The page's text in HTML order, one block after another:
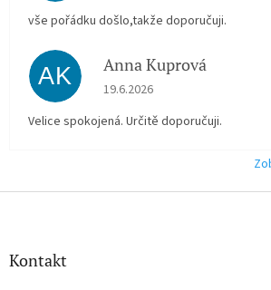
vše pořádku došlo,takže doporučuji.
AK Anna Kuprová
Hodnocení obchodu je 5 z 5
19.6.2026
Velice spokojená. Určitě doporučuji.
Z
Kontakt